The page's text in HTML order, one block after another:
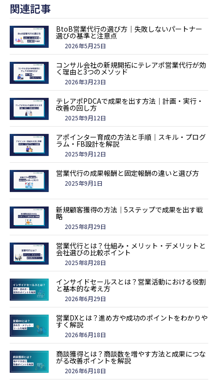
関連記事
BtoB営業代行の選び方｜失敗しないパートナー
選びの基準と注意点
2026年5月25日
コンサル会社の新規開拓にテレアポ営業代行が効
く理由と3つのメソッド
2026年3月23日
テレアポPDCAで成果を出す方法｜計画・実行・
改善の回し方
2025年9月12日
アポインター育成の方法と手順｜スキル・プログ
ラム・FB設計を解説
2025年9月12日
営業代行の成果報酬と固定報酬の違いと選び方
2025年9月1日
新規顧客獲得の方法｜5ステップで成果を出す戦
略
2025年8月29日
営業代行とは？仕組み・メリット・デメリットと
会社選びの比較ポイント
2025年8月28日
インサイドセールスとは？営業活動における役割
と基本的な考え方
2026年6月29日
営業DXとは？進め方や成功のポイントをわかりや
すく解説
2026年6月18日
商談獲得とは？商談数を増やす方法と成果につな
がる改善ポイントを解説
2026年6月18日